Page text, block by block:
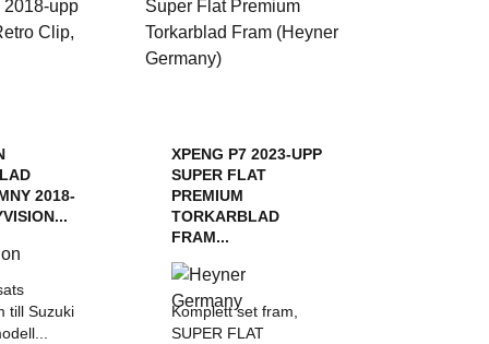
2018-
till Suzuki
XPENG P7 2023-UPP
SUPER FLAT
PREMIUM
TORKARBLAD
FRAM...
Komplett set fram,
SUPER FLAT